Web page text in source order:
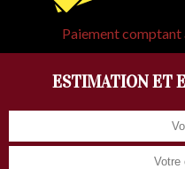
Paiement comptant
ESTIMATION ET